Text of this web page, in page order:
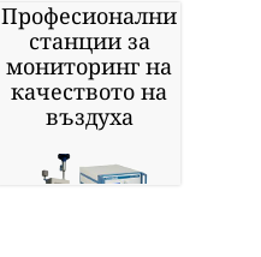
Професионални
станции за
мониторинг на
качеството на
въздуха